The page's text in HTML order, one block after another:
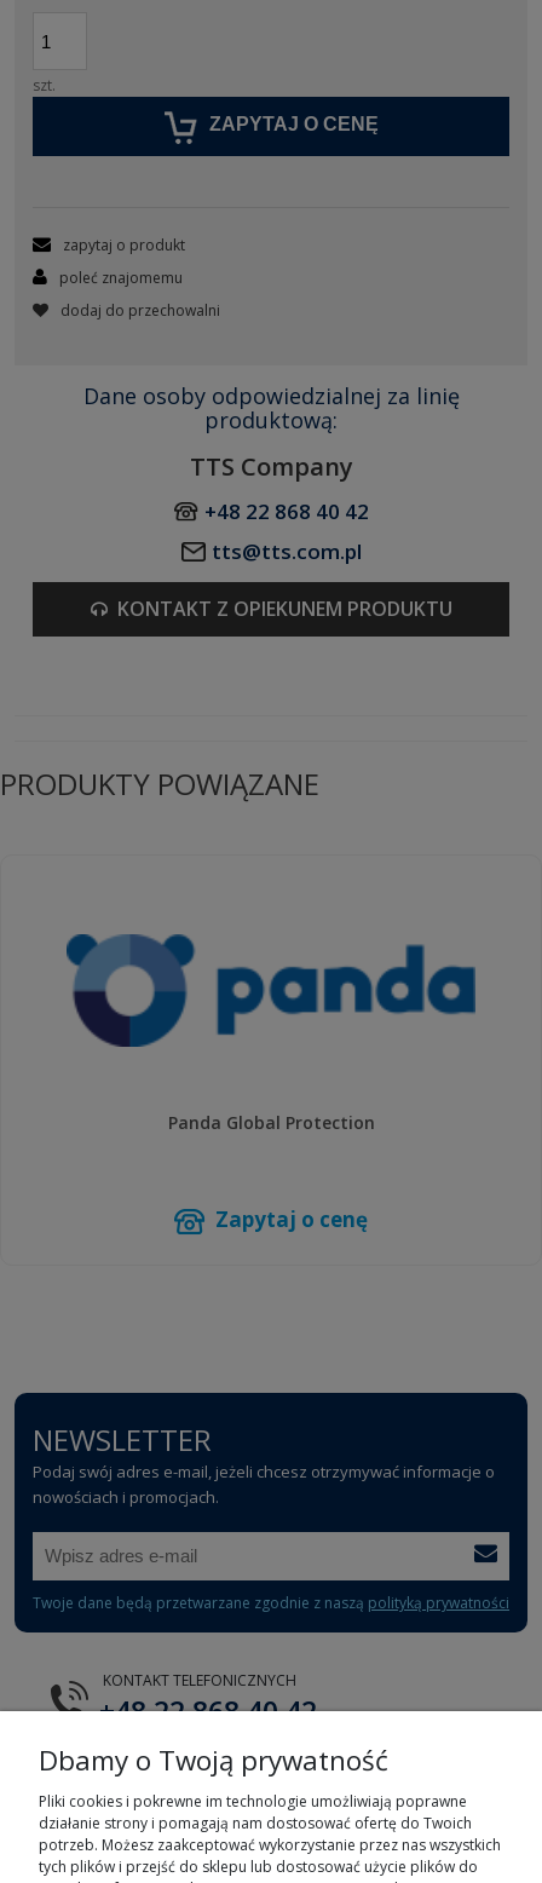
szt.
ZAPYTAJ O CENĘ
zapytaj o produkt
poleć znajomemu
dodaj do przechowalni
Dane osoby odpowiedzialnej za linię
produktową:
TTS Company
+48 22 868 40 42
tts@tts.com.pl
KONTAKT Z OPIEKUNEM PRODUKTU
PRODUKTY POWIĄZANE
Panda Global Protection
Zapytaj o cenę
NEWSLETTER
Podaj swój adres e-mail, jeżeli chcesz otrzymywać informacje o
nowościach i promocjach.
Twoje dane będą przetwarzane zgodnie z naszą polityką prywatności
KONTAKT TELEFONICZNYCH
+48 22 868 40 42
E-MAIL
tts@tts.com.pl
Dbamy o Twoją prywatność
Pliki cookies i pokrewne im technologie umożliwiają poprawne
działanie strony i pomagają nam dostosować ofertę do Twoich
potrzeb. Możesz zaakceptować wykorzystanie przez nas wszystkich
tych plików i przejść do sklepu lub dostosować użycie plików do